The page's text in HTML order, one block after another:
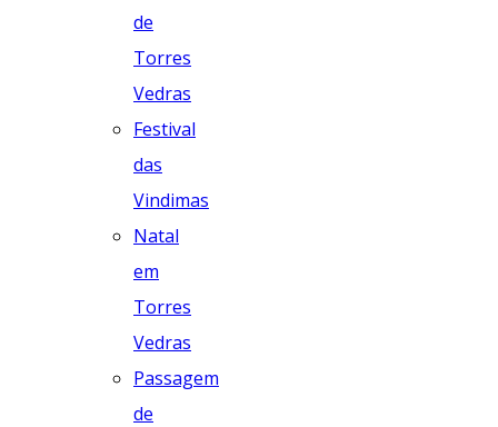
de
Torres
Vedras
Festival
das
Vindimas
Natal
em
Torres
Vedras
Passagem
de